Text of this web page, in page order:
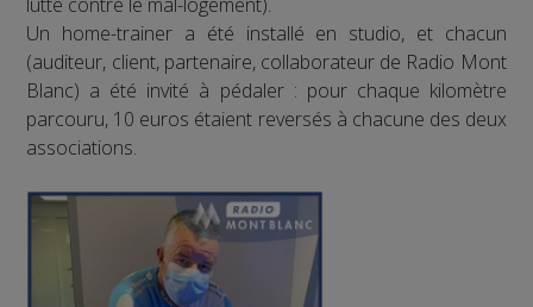
Un home-trainer a été installé en studio, et chacun
(auditeur, client, partenaire, collaborateur de Radio Mont
Blanc) a été invité à pédaler : pour chaque kilomètre
parcouru, 10 euros étaient reversés à chacune des deux
associations.